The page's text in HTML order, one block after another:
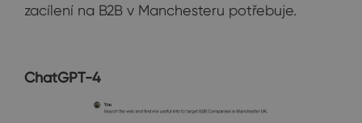
zacílení na B2B v Manchesteru potřebuje.
ChatGPT-4